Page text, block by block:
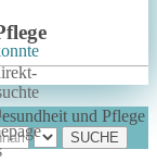
und Pflege